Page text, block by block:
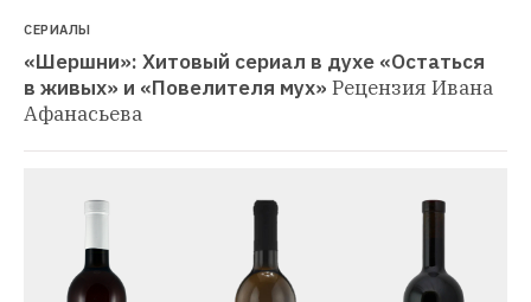
«Малые дети любят Кахети»: Гид
по натуральным грузинским винодельням
Marani, Lapati Wines, Tevza и другие производители,
за которыми стоит следить